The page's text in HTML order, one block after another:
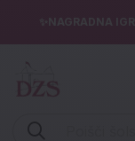
✨NAGRADNA
Vpišite iskalni